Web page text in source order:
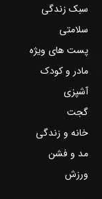
سبک زندگی
سلامتی
پست های ویژه
مادر و کودک
آشپزی
گجت
خانه و زندگی
مد و فشن
ورزش